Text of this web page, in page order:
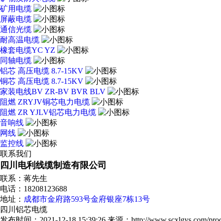
矿用电缆
屏蔽电缆
通信光缆
耐高温电缆
橡套电缆YC YZ
同轴电缆
铝芯 高压电缆 8.7-15KV
铜芯 高压电缆 8.7-15KV
家装电线BV ZR-BV BVR BLV
阻燃 ZRYJV铜芯电力电缆
阻燃 ZR YJLV铝芯电力电缆
音响线
网线
监控线
联系我们
四川电利线缆制造有限公司
联系：蒋先生
电话：18208123688
地址： 成都市金府路593号金府银座7栋13号
四川铝芯电缆